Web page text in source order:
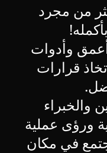
من مجرد
وأدوات
قرارات
والخبراء
ورؤى عملية
في مكان